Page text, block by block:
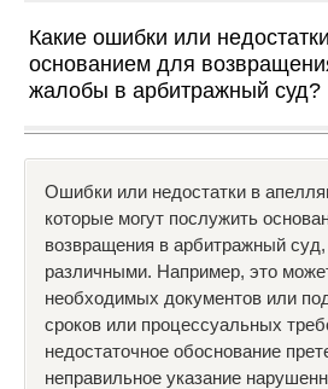
Какие ошибки или
основанием для
жалобы в арбитражный суд?
Ошибки или недостатки в
которые могут послужить
возвращения в арбитражный
различными. Например, это
необходимых документов или
сроков или процессуальных
недостаточное обоснование
неправильное указание